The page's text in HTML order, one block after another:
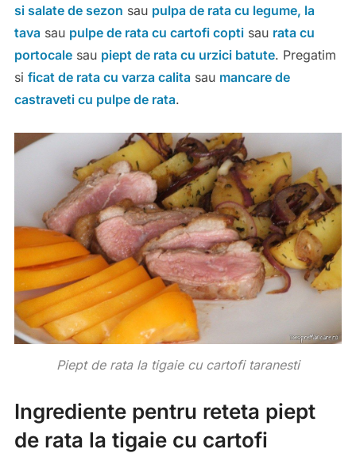
si salate de sezon sau pulpa de rata cu legume, la
tavasau pulpe de rata cu cartofi coptisau rata cu
portocalesau piept de rata cu urzici batute. Pregatim
si ficat de rata cu varza calitasau mancare de
castraveti cu pulpe de rata.
Piept de rata la tigaie cu cartofi taranesti
Ingrediente pentru reteta piept
de rata la tigaie cu cartofi